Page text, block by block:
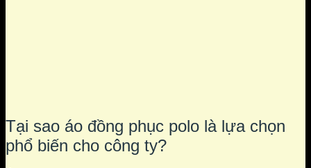
Tại sao áo đồng phục polo là lựa chọn
phổ biến cho công ty?